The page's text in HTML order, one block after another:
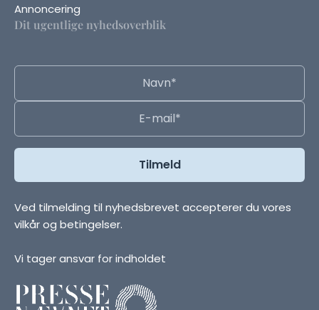
Annoncering
Dit ugentlige nyhedsoverblik
Ved tilmelding til nyhedsbrevet accepterer du vores
vilkår og betingelser.
Vi tager ansvar for indholdet